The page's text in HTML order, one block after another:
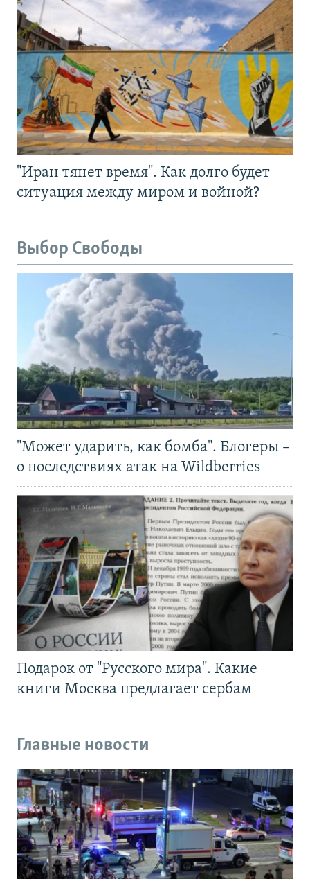
"Иран тянет время". Как долго будет
ситуация между миром и войной?
Выбор Свободы
"Может ударить, как бомба". Блогеры –
о последствиях атак на Wildberries
Подарок от "Русского мира". Какие
книги Москва предлагает сербам
Главные новости